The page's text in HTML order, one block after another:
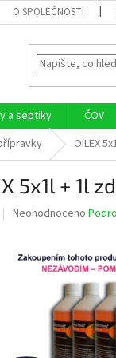
O SPOLEČNOSTI
a septiky ČOV
OILEX
5x1l + 1l
Průměrné
je
hvězdiček.
Neohodnoceno